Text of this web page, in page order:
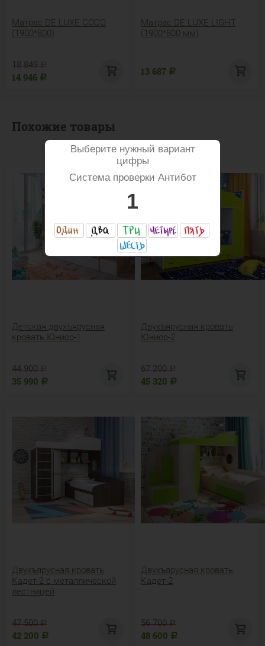
Похожие товары
Детская двухъярусная
кровать Юниор-1
44 900 Р
35 990 Р
Двухъярусная кровать
Юниор-2
67 200 Р
45 320 Р
Двухъярусная кровать
Кадет-2 с металлической
лестницей
47 500 Р
42 200 Р
Двухъярусная кровать
Кадет-2
56 700 Р
48 600 Р
Матрас DE LUXE COCO
(1900*800)
18 849 Р
14 946 Р
Матрас DE LUXE LIGHT
(1900*800 мм)
13 687 Р
Выберите нужный вариант
цифры
Система проверки Антибот
1